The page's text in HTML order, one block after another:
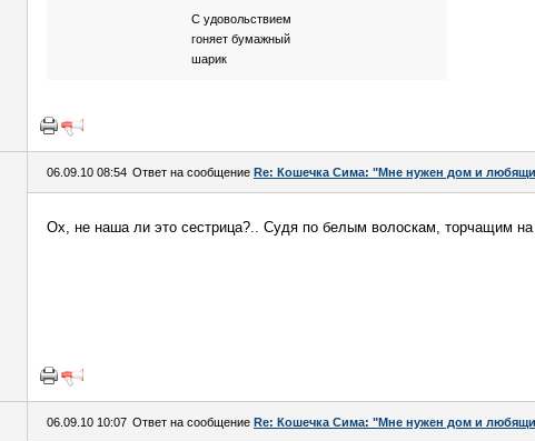
С удовольствием
гоняет бумажный
шарик
06.09.10 08:54 Ответ на сообщение Re: Кошечка Сима: "Мне нужен дом и
Ох, не наша ли это сестрица?.. Судя по белым волоскам, торчащим
06.09.10 10:07 Ответ на сообщение Re: Кошечка Сима: "Мне нужен дом и